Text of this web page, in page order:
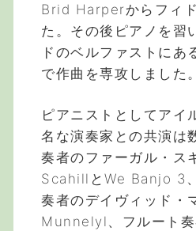
Brid Harperからフィ
た。その後ピアノを習
ドのベルファストにあ
で作曲を専攻しました。
ピアニストとしてアイ
名な演奏家との共演は
奏者のファーガル・ス
ScahillとWe Banjo 3
奏者のデイヴィッド・
Munnelyl、フルート奏